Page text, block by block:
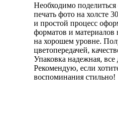
Необходимо
печать фото на холсте
и простой процесс
форматов и материалов
на хорошем уровне.
цветопередачей,
Упаковка надежная,
Рекомендую, если
воспоминания стильно!